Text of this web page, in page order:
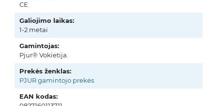
CE
Galiojimo laikas:
1-2 metai
Gamintojas:
Pjur® Vokietija.
Prekės ženklas:
PJUR gamintojo prekės
EAN kodas: